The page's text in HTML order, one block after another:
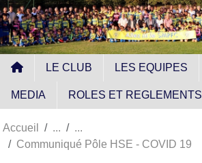
LE CLUB LES EQUIPES
MEDIA ROLES ET REGLEMENTS
Accueil
Communiqué Pôle HSE - COVID 19
Panneau de gestion des cookies